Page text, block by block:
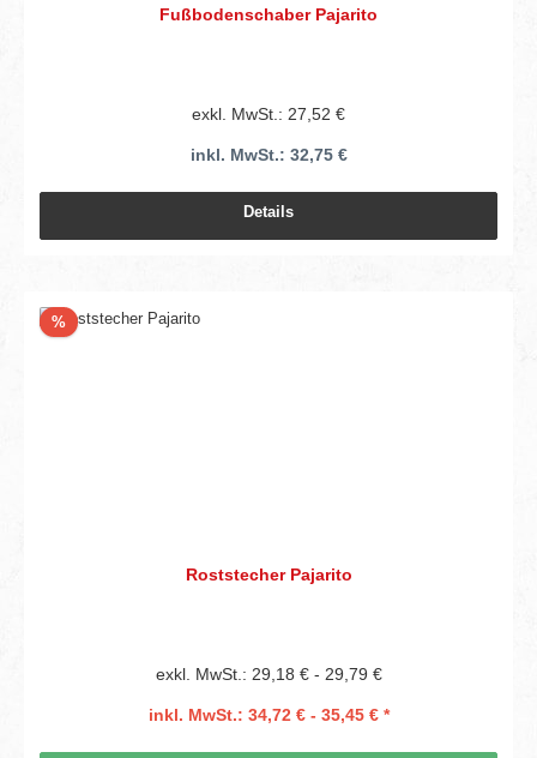
Fußbodenschaber Pajarito
exkl. MwSt.: 27,52 €
inkl. MwSt.: 32,75 €
Details
%Rabatt
Roststecher Pajarito
exkl. MwSt.: 29,18 € - 29,79 €
inkl. MwSt.: 34,72 € - 35,45 € *